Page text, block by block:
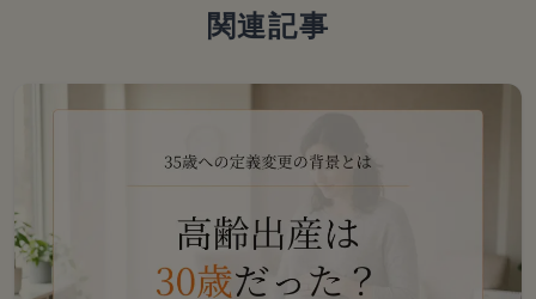
関連記事